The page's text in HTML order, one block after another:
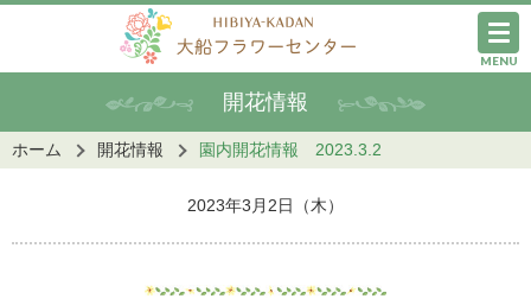
MENU
開花情報
ホーム 開花情報 園内開花情報 2023.3.2
2023年3月2日（木）